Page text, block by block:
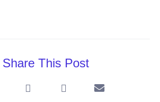
Share This Post